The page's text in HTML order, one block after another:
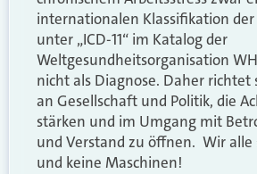
internationalen Klassifikation
unter „ICD-11“ im Katalog der
Weltgesundheitsorganisation
nicht als Diagnose. Daher richtet
an Gesellschaft und Politik, die
stärken und im Umgang mit
und Verstand zu öffnen. Wir alle
und keine Maschinen!